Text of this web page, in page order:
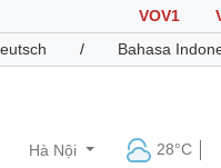
VOV1
/ Bahasa
Hà Nội 28°C